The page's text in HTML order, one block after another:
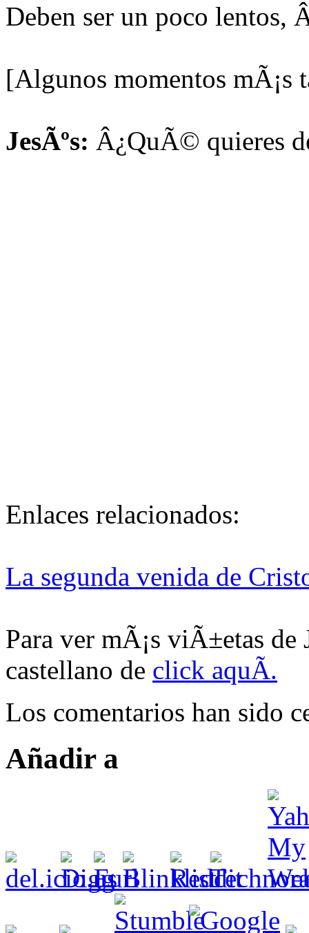
Deben ser un poco lentos,
[Algunos momentos mÃ¡s
JesÃºs: Â¿QuÃ© quieres
Enlaces relacionados:
La segunda venida de
Para ver mÃ¡s viÃ±etas
castellano de click aquÃ­.
Los comentarios han sido
Añadir a